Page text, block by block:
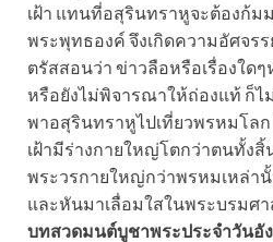
เฝ้า แทนที่อสุรินทราหูจะต้องก้
พระพุทธองค์ จึงเกิดความอัศจรร
ตรัสสอนว่า ข่าวลือหรือเรื่องใดๆ
หรือยังไม่พิจารณาให้ถ่องแท้ ก็
พาอสุรินทราหูไปเที่ยวพรหมโล
เฝ้ามีร่างกายใหญ่โตกว่าตนทั้งสิ้
พระวรกายใหญ่กว่าพรหมเหล่า
และหันมาเลื่อมใสในพระบรมศา
บทสวดมนต์บูชาพระประจำวันอั